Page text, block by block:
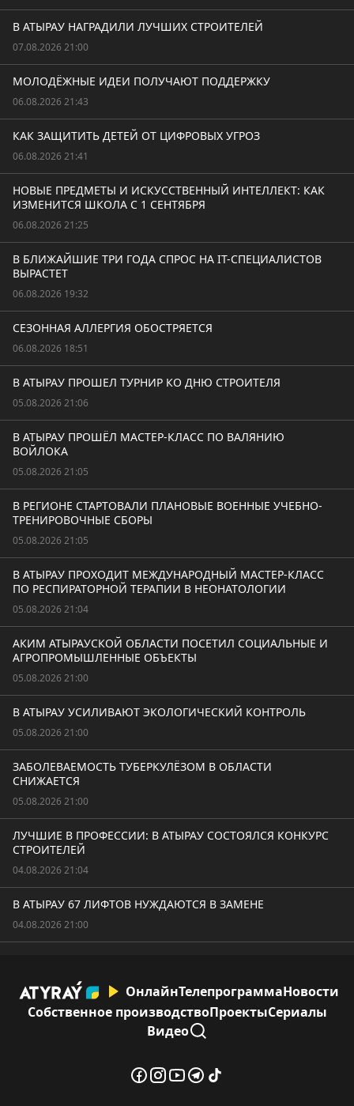
В АТЫРАУ НАГРАДИЛИ ЛУЧШИХ СТРОИТЕЛЕЙ
07.08.2026 21:00
МОЛОДЁЖНЫЕ ИДЕИ ПОЛУЧАЮТ ПОДДЕРЖКУ
06.08.2026 21:43
КАК ЗАЩИТИТЬ ДЕТЕЙ ОТ ЦИФРОВЫХ УГРОЗ
06.08.2026 21:41
НОВЫЕ ПРЕДМЕТЫ И ИСКУССТВЕННЫЙ ИНТЕЛЛЕКТ: КАК
ИЗМЕНИТСЯ ШКОЛА С 1 СЕНТЯБРЯ
06.08.2026 21:25
В БЛИЖАЙШИЕ ТРИ ГОДА СПРОС НА IT-СПЕЦИАЛИСТОВ
ВЫРАСТЕТ
06.08.2026 19:32
СЕЗОННАЯ АЛЛЕРГИЯ ОБОСТРЯЕТСЯ
06.08.2026 18:51
В АТЫРАУ ПРОШЕЛ ТУРНИР КО ДНЮ СТРОИТЕЛЯ
05.08.2026 21:06
В АТЫРАУ ПРОШЁЛ МАСТЕР-КЛАСС ПО ВАЛЯНИЮ
ВОЙЛОКА
05.08.2026 21:05
В РЕГИОНЕ СТАРТОВАЛИ ПЛАНОВЫЕ ВОЕННЫЕ УЧЕБНО-
ТРЕНИРОВОЧНЫЕ СБОРЫ
05.08.2026 21:05
В АТЫРАУ ПРОХОДИТ МЕЖДУНАРОДНЫЙ МАСТЕР-КЛАСС
ПО РЕСПИРАТОРНОЙ ТЕРАПИИ В НЕОНАТОЛОГИИ
05.08.2026 21:04
АКИМ АТЫРАУСКОЙ ОБЛАСТИ ПОСЕТИЛ СОЦИАЛЬНЫЕ И
АГРОПРОМЫШЛЕННЫЕ ОБЪЕКТЫ
05.08.2026 21:00
В АТЫРАУ УСИЛИВАЮТ ЭКОЛОГИЧЕСКИЙ КОНТРОЛЬ
05.08.2026 21:00
ЗАБОЛЕВАЕМОСТЬ ТУБЕРКУЛЁЗОМ В ОБЛАСТИ
СНИЖАЕТСЯ
05.08.2026 21:00
ЛУЧШИЕ В ПРОФЕССИИ: В АТЫРАУ СОСТОЯЛСЯ КОНКУРС
СТРОИТЕЛЕЙ
04.08.2026 21:04
В АТЫРАУ 67 ЛИФТОВ НУЖДАЮТСЯ В ЗАМЕНЕ
04.08.2026 21:00
ОнлайнТелепрограммаНовости
Собственное производствоПроектыСериалы
Видео